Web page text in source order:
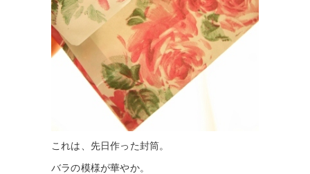
これは、先日作った封筒。
バラの模様が華やか。